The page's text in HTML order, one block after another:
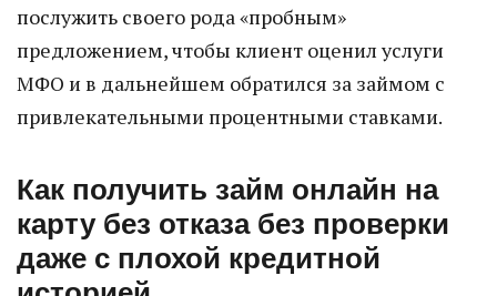
послужить своего рода «пробным»
предложением, чтобы клиент оценил услуги
МФО и в дальнейшем обратился за займом с
привлекательными процентными ставками.
Как получить займ онлайн на
карту без отказа без проверки
даже с плохой кредитной